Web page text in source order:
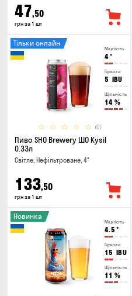
47,50
грн за 1 шт
Міцність
4°
Гіркота
5 IBU
Щільність
14 %
(0)
Тільки онлайн
Пиво SHO Brewery ШО Kysil
0.33л
Світле, Нефільтроване, 4°
133,50
грн за 1 шт
Міцність
4.5 °
Гіркота
15 IBU
Щільність
11 %
Новинка